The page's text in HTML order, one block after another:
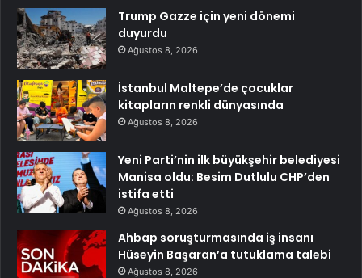
Trump Gazze için yeni dönemi
duyurdu
Ağustos 8, 2026
İstanbul Maltepe’de çocuklar
kitapların renkli dünyasında
Ağustos 8, 2026
Yeni Parti’nin ilk büyükşehir belediyesi
Manisa oldu: Besim Dutlulu CHP’den
istifa etti
Ağustos 8, 2026
Ahbap soruşturmasında iş insanı
Hüseyin Başaran’a tutuklama talebi
Ağustos 8, 2026